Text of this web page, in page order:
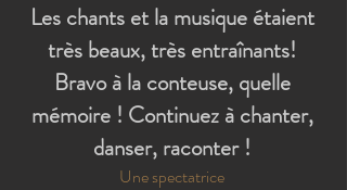
Les chants et la musique étaient
très beaux, très entraînants!
Bravo à la conteuse, quelle
mémoire ! Continuez à chanter,
danser, raconter !
Une spectatrice